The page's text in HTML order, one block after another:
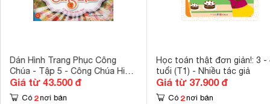
Dán Hình Trang Phục Công
Chúa - Tập 5 - Công Chúa Hiền
Thục
Giá từ 43.500 đ
Có 2 nơi bán
Học toán thật đơn giản!: 3 -
tuổi (T1) - Nhiều tác giả
Giá từ 37.900 đ
Có 2 nơi bán